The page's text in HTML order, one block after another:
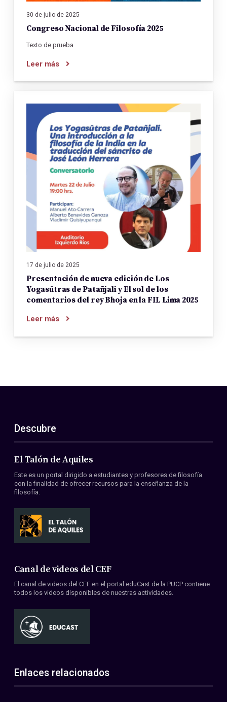
30 de julio de 2025
Congreso Nacional de Filosofía 2025
Texto de prueba
Leer más
17 de julio de 2025
Presentación de nueva edición de Los
Yogasūtras de Patañjali y El sol de los
comentarios del rey Bhoja en la FIL Lima 2025
Leer más
Descubre
El Talón de Aquiles
Este es un portal dirigido a estudiantes y profesores de filosofía
con la finalidad de ofrecer recursos para la enseñanza de la
filosofía.
Canal de videos del CEF
El canal de videos del CEF en el portal eduCast de la PUCP contiene
todos los videos disponibles de nuestras actividades.
Enlaces relacionados